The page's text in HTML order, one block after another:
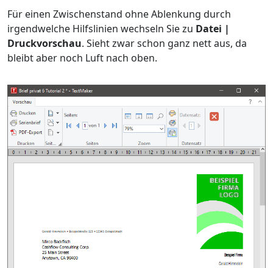
Für einen Zwischenstand ohne Ablenkung durch
irgendwelche Hilfslinien wechseln Sie zu Datei |
Druckvorschau. Sieht zwar schon ganz nett aus, da
bleibt aber noch Luft nach oben.